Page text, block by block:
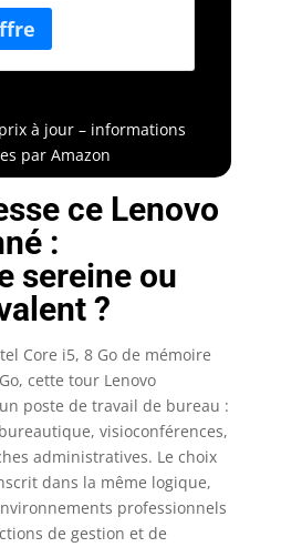
à jour – informations
par Amazon
ce Lenovo
:
sereine ou
?
Core i5, 8 Go de mémoire
cette tour Lenovo
poste de travail de bureau :
visioconférences,
administratives. Le choix
dans la même logique,
professionnels
de gestion et de